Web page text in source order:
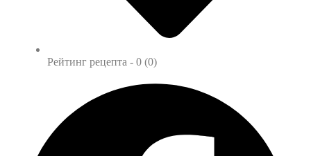
Рейтинг рецепта - 0 (0)